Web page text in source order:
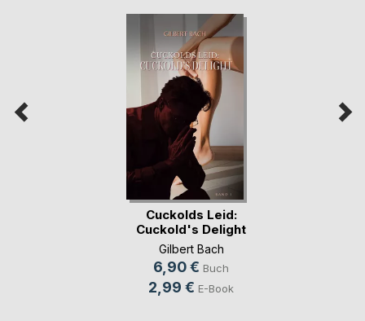
Cuckolds Leid:
Cuckold's Delight
Gilbert Bach
6,90 € Buch
2,99 € E-Book